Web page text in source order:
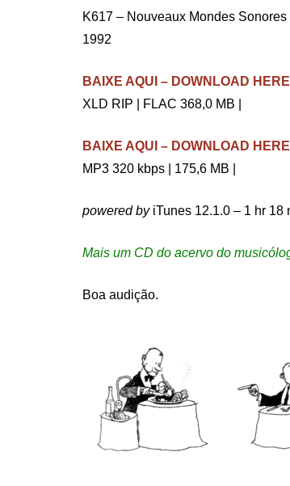
K617 – Nouveaux Mondes Sonores
1992
BAIXE AQUI – DOWNLOAD HERE
XLD RIP | FLAC 368,0 MB |
BAIXE AQUI – DOWNLOAD HERE
MP3 320 kbps | 175,6 MB |
powered byiTunes 12.1.0 – 1 hr 18
Mais um CD do acervo do
Boa audição.